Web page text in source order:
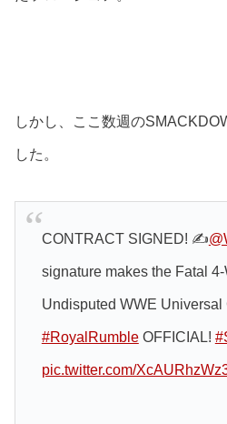
しかし、ここ数週の
した。
CONTRACT SIGNED! ✍️
signature makes the Fatal
Undisputed WWE
#RoyalRumbleOFFICIAL!
pic.twitter.com/